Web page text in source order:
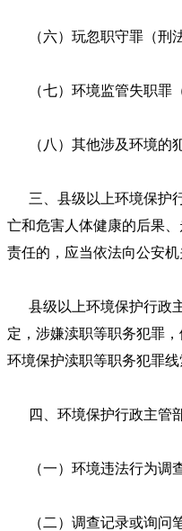
（六）玩忽职守罪（刑法
（七）环境监管失职罪（
（八）其他涉及环境的犯
三、县级以上环境保护行
亡和危害人体健康的后果
责任的，应当依法向公安机
县级以上环境保护行政主
定，涉嫌渎职等职务犯罪
环境保护渎职等职务犯罪
四、环境保护行政主管部
（一）环境违法行为调查
（二）调查记录或询问笔